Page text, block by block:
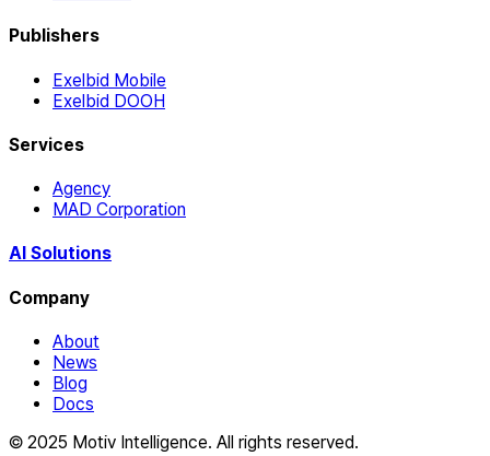
Publishers
Exelbid Mobile
Exelbid DOOH
Services
Agency
MAD Corporation
AI Solutions
Company
About
News
Blog
Docs
© 2025 Motiv Intelligence. All rights reserved.